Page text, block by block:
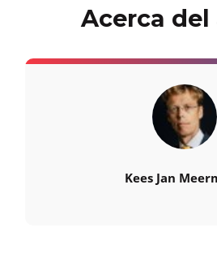
Acerca
Kees Jan